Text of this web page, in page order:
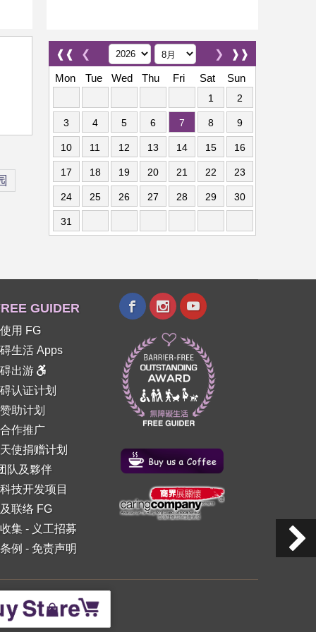
❰❰ ❮ ❱❱
❯
Mon
Tue Wed Thu Fri Sat Sun
1 2
3 4 5 6 7 8 9
10 11 12 13 14 15 16
17 18 19 20 21 22 23
24 25 26 27 28 29 30
31
GUIDER
用 FG
生活 Apps
出游
认证计划
助计划
作推广
使捐赠计划
队及夥伴
技开发项目
联络 FG
集- 义工招募
例 - 免责声明